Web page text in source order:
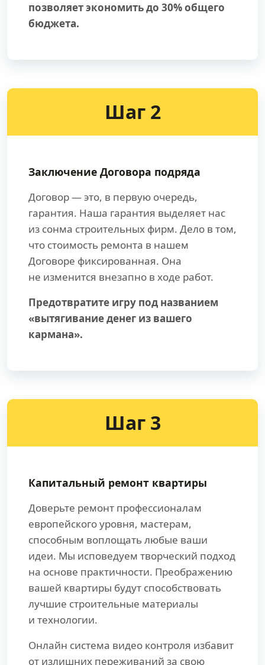
позволяет экономить до 30% общего
бюджета.
Шаг 2
Заключение Договора подряда
Договор — это, в первую очередь,
гарантия. Наша гарантия выделяет нас
из сонма строительных фирм. Дело в том,
что стоимость ремонта в нашем
Договоре фиксированная. Она
не изменится внезапно в ходе работ.
Предотвратите игру под названием
«вытягивание денег из вашего
кармана».
Шаг 3
Капитальный ремонт квартиры
Доверьте ремонт профессионалам
европейского уровня, мастерам,
способным воплощать любые ваши
идеи. Мы исповедуем творческий подход
на основе практичности. Преображению
вашей квартиры будут способствовать
лучшие строительные материалы
и технологии.
Онлайн система видео контроля избавит
от излишних переживаний за свою